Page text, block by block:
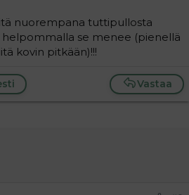
nuorempana tuttipullosta
helpommalla se menee (pienellä
kovin pitkään)!!!
Vastaa